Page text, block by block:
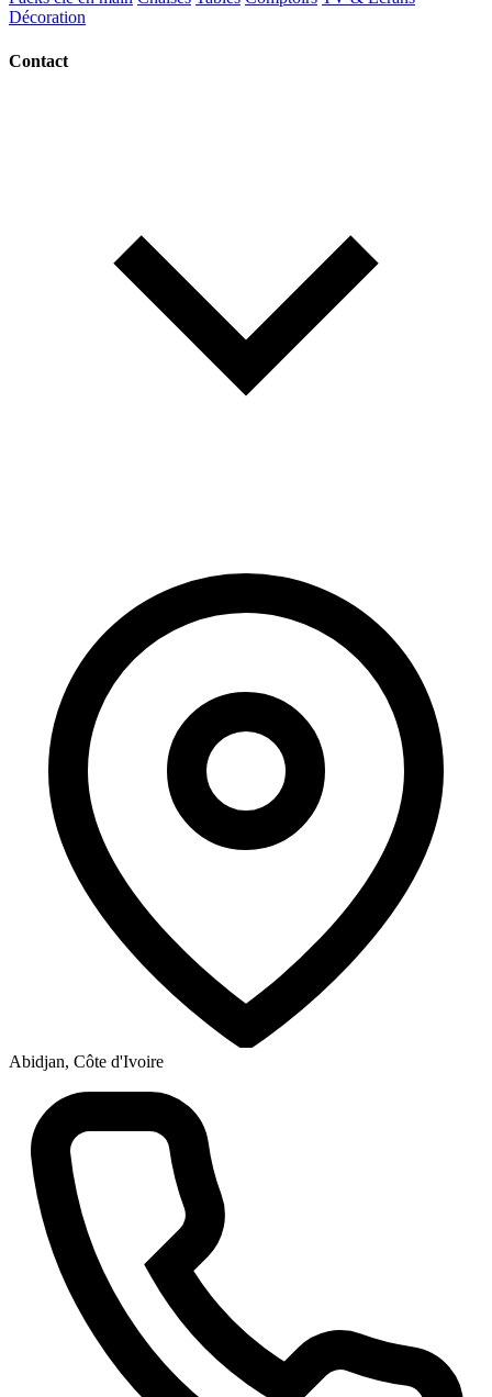
Décoration
Contact
Abidjan, Côte d'Ivoire